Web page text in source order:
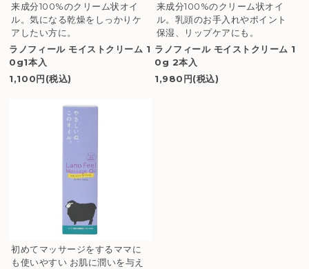
来成分100%のクリーム状オイ
ル。気になる乾燥をしっかりケ
アしたい方に。
ラノフィール モイストクリーム 1
0g1本入
1,100円(税込)
来成分100%のクリーム状オイ
ル。乳頭のお手入れやポイント
保湿、リップケアにも。
ラノフィール モイストクリーム 1
0g 2本入
1,980円(税込)
初めてマッサージをするママに
も使いやすい お肌に潤いを与え